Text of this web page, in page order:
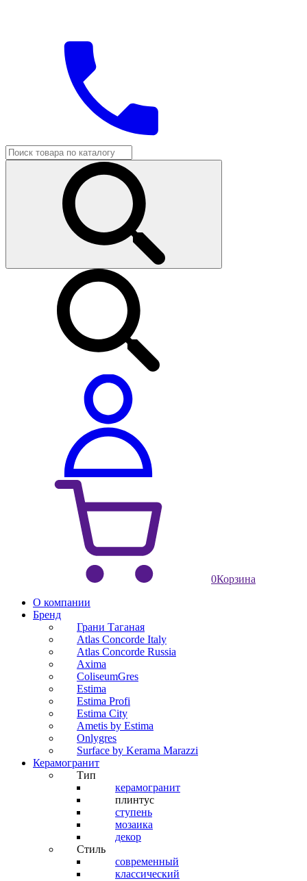
0Корзина
О компании
Бренд
Грани Таганая
Atlas Concorde Italy
Atlas Concorde Russia
Axima
ColiseumGres
Estima
Estima Profi
Estima City
Ametis by Estima
Onlygres
Surface by Kerama Marazzi
Керамогранит
Тип
керамогранит
плинтус
ступень
мозаика
декор
Стиль
современный
классический